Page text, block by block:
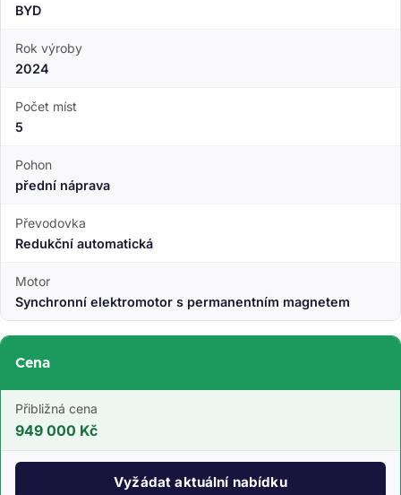
BYD
Rok výroby
2024
Počet míst
5
Pohon
přední náprava
Převodovka
Redukční automatická
Motor
Synchronní elektromotor s permanentním magnetem
Cena
Přibližná cena
949 000 Kč
Vyžádat aktuální nabídku